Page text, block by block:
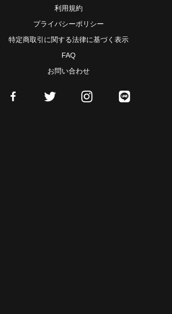
利用規約
プライバシーポリシー
特定商取引に関する法律に基づく表示
FAQ
お問い合わせ